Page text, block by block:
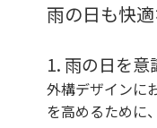
雨の日も快
1. 雨の日を
外構デザインに
を高めるために